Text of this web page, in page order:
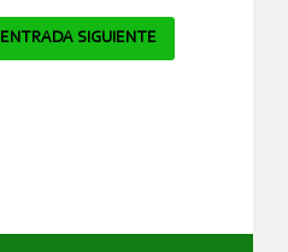
ENTRADA SIGUIENTE